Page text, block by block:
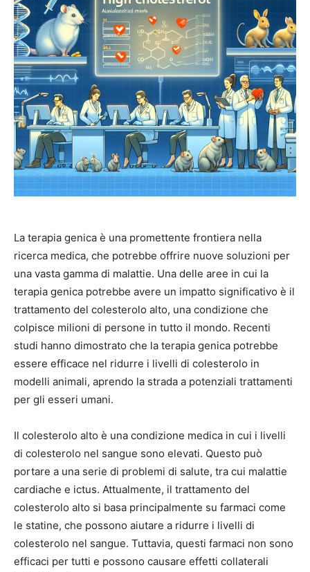
La terapia genica è una promettente frontiera nella
ricerca medica, che potrebbe offrire nuove soluzioni per
una vasta gamma di malattie. Una delle aree in cui la
terapia genica potrebbe avere un impatto significativo è il
trattamento del colesterolo alto, una condizione che
colpisce milioni di persone in tutto il mondo. Recenti
studi hanno dimostrato che la terapia genica potrebbe
essere efficace nel ridurre i livelli di colesterolo in
modelli animali, aprendo la strada a potenziali trattamenti
per gli esseri umani.
Il colesterolo alto è una condizione medica in cui i livelli
di colesterolo nel sangue sono elevati. Questo può
portare a una serie di problemi di salute, tra cui malattie
cardiache e ictus. Attualmente, il trattamento del
colesterolo alto si basa principalmente su farmaci come
le statine, che possono aiutare a ridurre i livelli di
colesterolo nel sangue. Tuttavia, questi farmaci non sono
efficaci per tutti e possono causare effetti collaterali